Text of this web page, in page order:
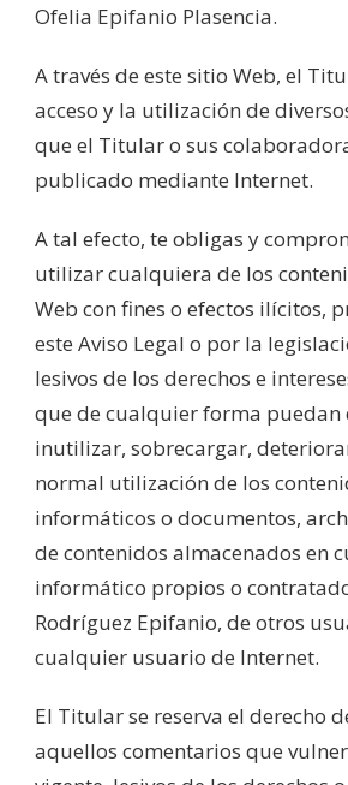
Ofelia Epifanio Plasencia.
A través de este sitio Web, el
acceso y la utilización de
que el Titular o sus
publicado mediante Internet.
A tal efecto, te obligas y
utilizar cualquiera de los
Web con fines o efectos ilícitos,
este Aviso Legal o por la
lesivos de los derechos e
que de cualquier forma puedan
inutilizar, sobrecargar,
normal utilización de los
informáticos o documentos,
de contenidos almacenados en
informático propios o
Rodríguez Epifanio, de otros
cualquier usuario de Internet.
El Titular se reserva el derecho
aquellos comentarios que